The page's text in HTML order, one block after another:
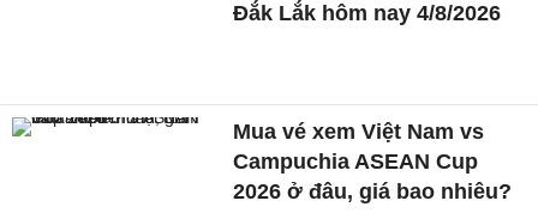
Đắk Lắk hôm nay 4/8/2026
Mua vé xem Việt Nam vs
Campuchia ASEAN Cup
2026 ở đâu, giá bao nhiêu?